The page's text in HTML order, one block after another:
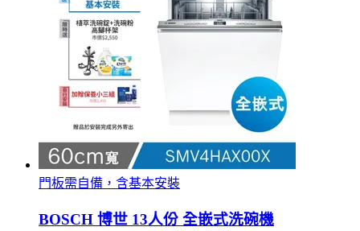
門板需自備，含基本安裝
BOSCH 博世 13人份 全嵌式洗碗機